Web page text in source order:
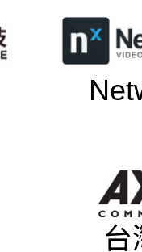
台